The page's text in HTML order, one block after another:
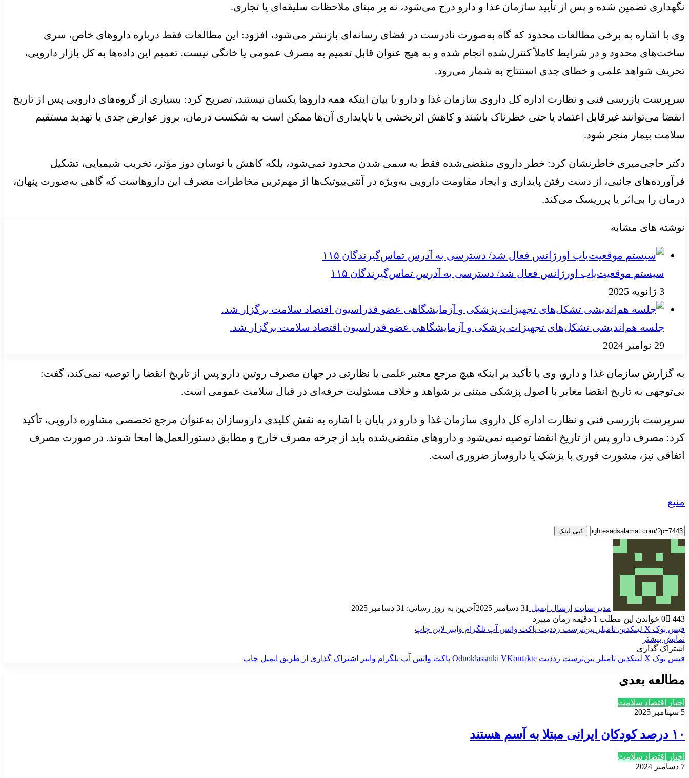
نگهداری تضمین شده و پس از تأیید سازمان غذا و دارو درج می‌شود، نه بر مبنای ملاحظات سلیقه‌ای یا تجاری.
وی با اشاره به برخی مطالعات محدود که گاه به‌صورت نادرست در فضای رسانه‌ای بازنشر می‌شود، افزود: این مطالعات فقط درباره داروهای خاص، سری
ساخت‌های محدود و در شرایط کاملاً کنترل‌شده انجام شده و به هیچ عنوان قابل تعمیم به مصرف عمومی یا خانگی نیست. تعمیم این داده‌ها به کل بازار دارویی،
تحریف شواهد علمی و خطای جدی استنتاج به شمار می‌رود.
سرپرست بازرسی فنی و نظارت اداره کل داروی سازمان غذا و دارو با بیان اینکه همه داروها یکسان نیستند، تصریح کرد: بسیاری از گروه‌های دارویی پس از تاریخ
انقضا می‌توانند غیرقابل اعتماد یا حتی خطرناک باشند و کاهش اثربخشی یا ناپایداری آن‌ها ممکن است به شکست درمان، بروز عوارض جدی یا تهدید مستقیم
سلامت بیمار منجر شود.
دکتر حاجی‌میری خاطرنشان کرد: خطر داروی منقضی‌شده فقط به سمی شدن محدود نمی‌شود، بلکه کاهش یا نوسان دوز مؤثر، تخریب شیمیایی، تشکیل
فرآورده‌های جانبی، از دست رفتن پایداری و ایجاد مقاومت دارویی به‌ویژه در آنتی‌بیوتیک‌ها از مهم‌ترین مخاطرات مصرف این داروهاست که گاهی به‌صورت پنهان،
درمان را بی‌اثر یا پرریسک می‌کند.
نوشته های مشابه
سیستم موقعیت‌یاب اورژانس فعال شد/ دسترسی به آدرس تماس‌گیرندگان ۱۱۵
3 ژانویه 2025
جلسه هم‌اندیشی تشکل‌های تجهیزات پزشکی و آزمایشگاهی عضو فدراسیون اقتصاد سلامت برگزار شد.
29 نوامبر 2024
به گزارش سازمان غذا و دارو، وی با تأکید بر اینکه هیچ مرجع معتبر علمی یا نظارتی در جهان مصرف روتین دارو پس از تاریخ انقضا را توصیه نمی‌کند، گفت:
بی‌توجهی به تاریخ انقضا مغایر با اصول پزشکی مبتنی بر شواهد و خلاف مسئولیت حرفه‌ای در قبال سلامت عمومی است.
سرپرست بازرسی فنی و نظارت اداره کل داروی سازمان غذا و دارو در پایان با اشاره به نقش کلیدی داروسازان به‌عنوان مرجع تخصصی مشاوره دارویی، تأکید
کرد: مصرف دارو پس از تاریخ انقضا توصیه نمی‌شود و داروهای منقضی‌شده باید از چرخه مصرف خارج و مطابق دستورالعمل‌ها امحا شوند. در صورت مصرف
اتفاقی نیز، مشورت فوری با پزشک یا داروساز ضروری است.
منبع
کپی لینک
مدیر سایت ارسال ایمیل 31 دسامبر 2025
آخرین به روز رسانی: 31 دسامبر 2025
0
443
خواندن این مطلب 1 دقیقه زمان میبرد
فیس بوک X لینکدین ‫تامبلر ‫پین‌ترست ‫رددیت پاکت واتس آپ تلگرام وایبر لاین چاپ
نمایش بیشتر
اشتراک گذاری
فیس بوک X لینکدین ‫تامبلر ‫پین‌ترست ‫رددیت ‫VKontakte
‫Odnoklassniki پاکت واتس آپ تلگرام وایبر اشتراک گذاری از طریق ایمیل چاپ
مطالعه بعدی
اخبار اقتصاد سلامت
5 سپتامبر 2025
۱۰ درصد کودکان ایرانی مبتلا به آسم هستند
اخبار اقتصاد سلامت
7 دسامبر 2024